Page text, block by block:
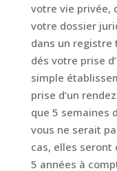
votre vie privée,
votre dossier
dans un registre
dés votre prise
simple
prise d’un
que 5 semaines
vous ne serait
cas, elles seront
5 années à